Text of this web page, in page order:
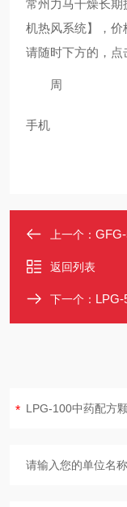
常州力马干燥长期
机热风系统】 ，
请随时下方的，点
周
手机
上一个：
返回列表
下一个： LPG-